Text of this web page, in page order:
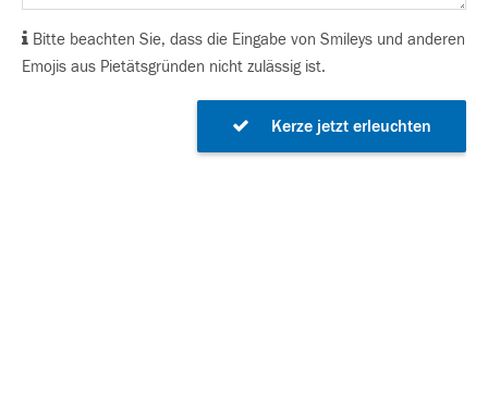
Bitte beachten Sie, dass die Eingabe von Smileys und anderen
Emojis aus Pietätsgründen nicht zulässig ist.
Kerze jetzt erleuchten